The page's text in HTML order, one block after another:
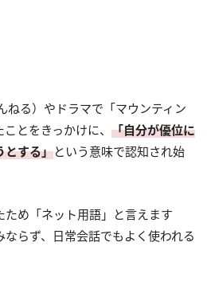
ねる）やドラマで「マウンティン
とをきっかけに、 「自分が優位に
とする」という意味で認知され始
め「ネット用語」と言えます
らず、日常会話でもよく使われる